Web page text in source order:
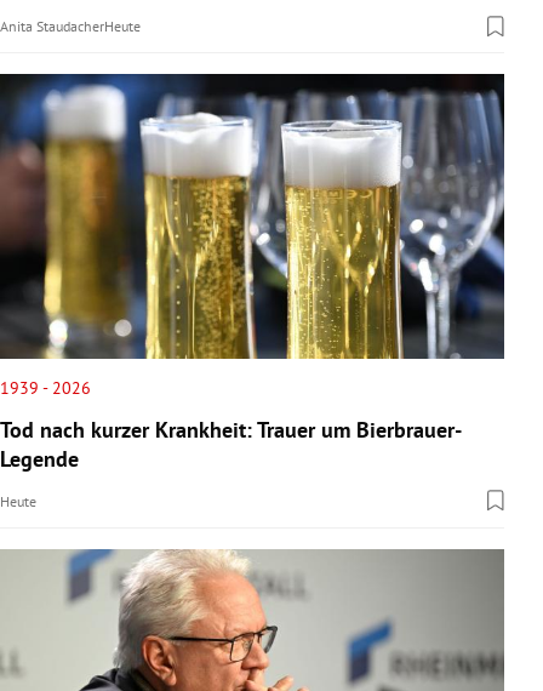
Anita StaudacherHeute
1939 - 2026
Tod nach kurzer Krankheit: Trauer um Bierbrauer-
Legende
Heute